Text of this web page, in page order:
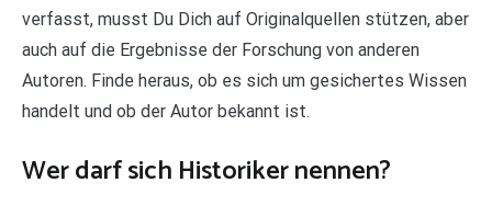
verfasst, musst Du Dich auf Originalquellen stützen, aber
auch auf die Ergebnisse der Forschung von anderen
Autoren. Finde heraus, ob es sich um gesichertes Wissen
handelt und ob der Autor bekannt ist.
Wer darf sich Historiker nennen?